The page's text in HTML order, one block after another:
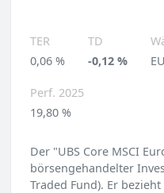
TER
0,06 %
TD
-0,12 %
Perf. 2025
19,80 %
Der "UBS Core MSCI
börsengehandelter
Traded Fund). Er